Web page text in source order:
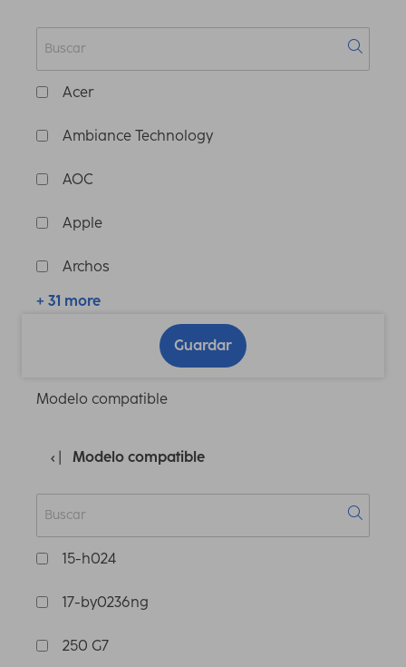
Acer
Ambiance Technology
AOC
Apple
Archos
+ 31 more
Guardar
Modelo compatible
Modelo compatible
15-h024
17-by0236ng
250 G7